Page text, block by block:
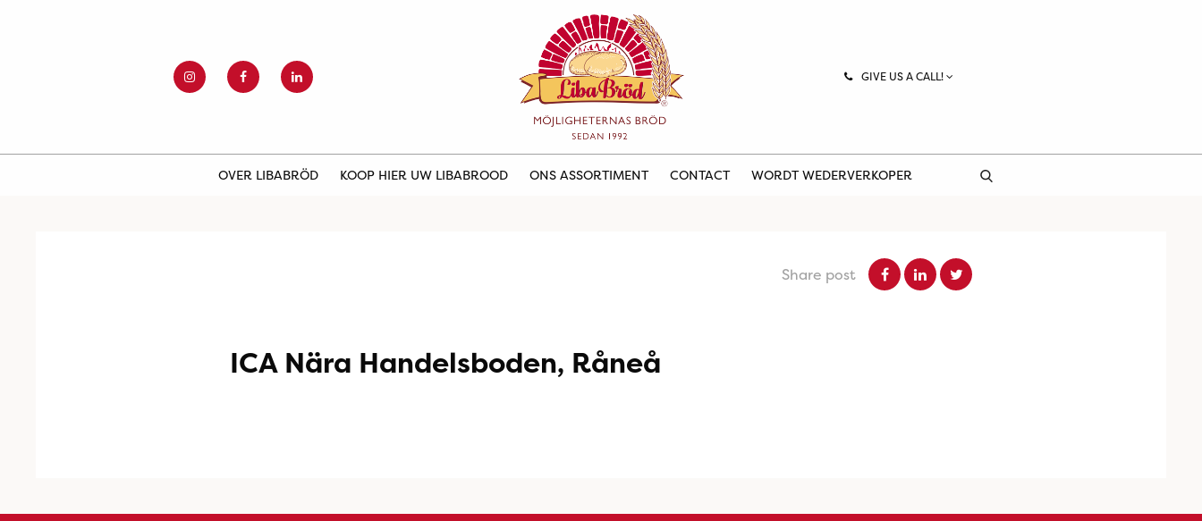
GIVE US A CALL!
OVER LIBABRÖD KOOP HIER UW LIBABROOD ONS ASSORTIMENT CONTACT WORDT WEDERVERKOPER
Share post
ICA Nära Handelsboden, Råneå